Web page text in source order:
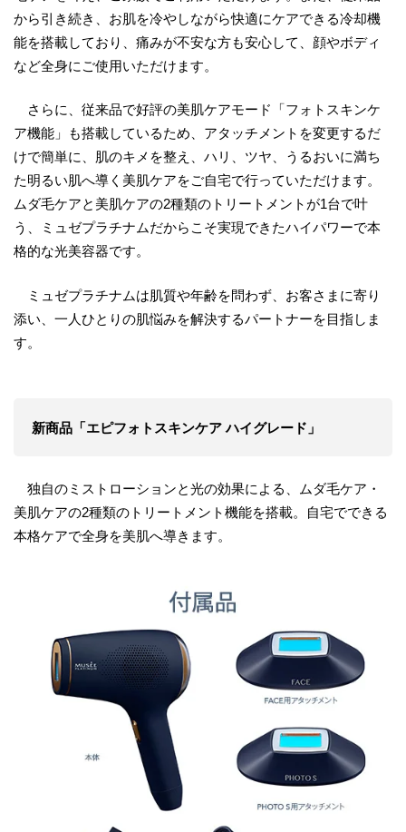
から引き続き、お肌を冷やしながら快適にケアできる冷却機
能を搭載しており、痛みが不安な方も安心して、顔やボディ
など全身にご使用いただけます。
さらに、従来品で好評の美肌ケアモード「フォトスキンケ
ア機能」も搭載しているため、アタッチメントを変更するだ
けで簡単に、肌のキメを整え、ハリ、ツヤ、うるおいに満ち
た明るい肌へ導く美肌ケアをご自宅で行っていただけます。
ムダ毛ケアと美肌ケアの2種類のトリートメントが1台で叶
う、ミュゼプラチナムだからこそ実現できたハイパワーで本
格的な光美容器です。
ミュゼプラチナムは肌質や年齢を問わず、お客さまに寄り
添い、一人ひとりの肌悩みを解決するパートナーを目指しま
す。
新商品「エピフォトスキンケア ハイグレード」
独自のミストローションと光の効果による、ムダ毛ケア・
美肌ケアの2種類のトリートメント機能を搭載。自宅でできる
本格ケアで全身を美肌へ導きます。